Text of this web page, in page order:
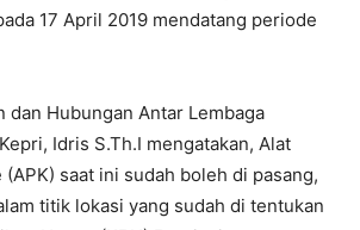
17 April 2019 mendatang periode
dan Hubungan Antar Lembaga
Idris S.Th.I mengatakan, Alat
(APK) saat ini sudah boleh di pasang,
titik lokasi yang sudah di tentukan